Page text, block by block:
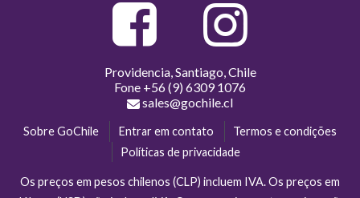
Providencia, Santiago, Chile
Fone +56 (9) 6309 1076
sales@gochile.cl
Sobre GoChile Entrar em contato
Termos e condições
Políticas de privacidade
Os preços em pesos chilenos (CLP) incluem IVA. Os preços em